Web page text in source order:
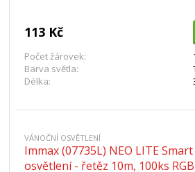
113 Kč
Počet žárovek:
Barva světla:
Délka:
VÁNOČNÍ OSVĚTLENÍ
Immax (07735L) NEO LITE
osvětlení - řetěz 10m, 100ks